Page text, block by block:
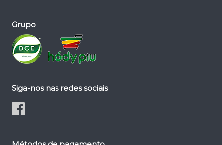
Grupo
Siga-nos nas redes sociais